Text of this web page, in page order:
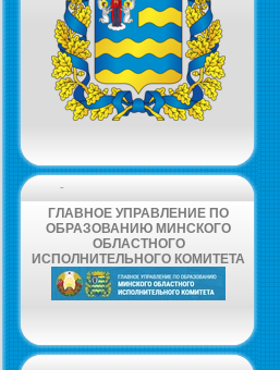
-
ГЛАВНОЕ УПРАВЛЕНИЕ ПО
ОБРАЗОВАНИЮ МИНСКОГО
ОБЛАСТНОГО
ИСПОЛНИТЕЛЬНОГО КОМИТЕТА